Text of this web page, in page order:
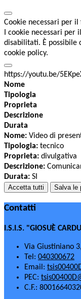
Cookie necessari per
I cookie necessari per
disabilitati. È possibile
cookie policy.
https://youtu.be/
Nome
Tipologia
Proprieta
Descrizione
Durata
Nome: Video di
Tipologia: tecnico
Proprieta: divulgativa
Descrizione:
Durata: SI
Accetta tutti Salva le
Contatti
I.S.I.S. "GIOSUÈ
Via Giustiniano
Tel: 040300672
Email:
PEC:
C.F.: